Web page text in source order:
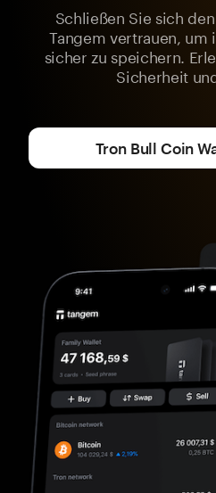
Schließen Sie sich
Tangem vertrauen, um
sicher zu speichern.
Sicherheit
Tron Bull Coin